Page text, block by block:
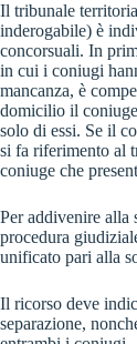
Il tribunale
inderogabile) è
concorsuali. In
in cui i coniugi
mancanza, è
domicilio il
solo di essi. Se il
si fa riferimento al
coniuge che
Per addivenire alla
procedura
unificato pari alla
Il ricorso deve
separazione,